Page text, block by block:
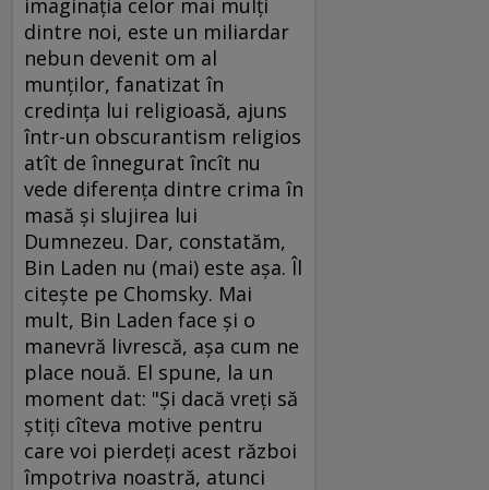
imaginaţia celor mai mulţi
dintre noi, este un miliardar
nebun devenit om al
munţilor, fanatizat în
credinţa lui religioasă, ajuns
într-un obscurantism religios
atît de înnegurat încît nu
vede diferenţa dintre crima în
masă şi slujirea lui
Dumnezeu. Dar, constatăm,
Bin Laden nu (mai) este aşa. Îl
citeşte pe Chomsky. Mai
mult, Bin Laden face şi o
manevră livrescă, aşa cum ne
place nouă. El spune, la un
moment dat: "Şi dacă vreţi să
ştiţi cîteva motive pentru
care voi pierdeţi acest război
împotriva noastră, atunci